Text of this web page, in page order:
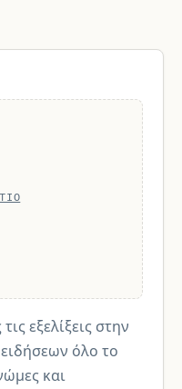
εξελίξεις στην
όλο το
και